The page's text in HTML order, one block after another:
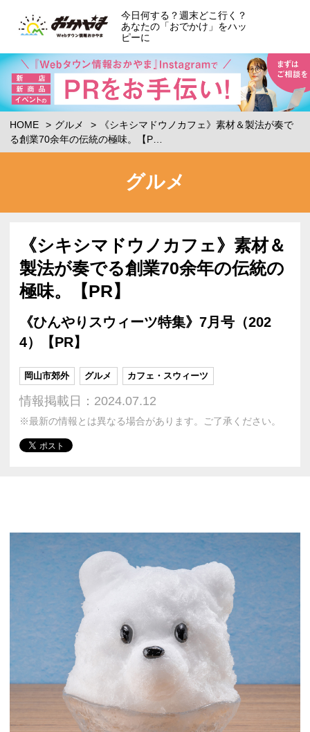
今日何する？週末どこ行く？
あなたの「おでかけ」をハッ
ピーに
HOME グルメ
《シキシマドウノカフェ》素材＆製法が奏で
る創業70余年の伝統の極味。【P…
グルメ
《シキシマドウノカフェ》素材＆
製法が奏でる創業70余年の伝統の
極味。【PR】
《ひんやりスウィーツ特集》7月号（202
4）【PR】
岡山市郊外 グルメ カフェ・スウィーツ
情報掲載日：2024.07.12
※最新の情報とは異なる場合があります。ご了承ください。